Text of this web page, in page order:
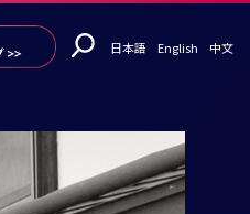
日本語 English 中文